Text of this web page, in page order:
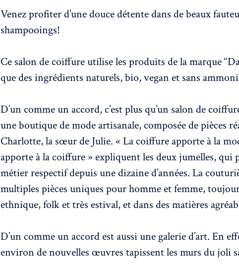
Venez profiter d’une douce détente dans de beaux
shampooings!
Ce salon de coiffure utilise les produits de la marque
que des ingrédients naturels, bio, vegan et sans
D’un comme un accord, c’est plus qu’un salon de
une boutique de mode artisanale, composée de pièces
Charlotte, la sœur de Julie. « La coiffure apporte à la
apporte à la coiffure » expliquent les deux jumelles, qui
métier respectif depuis une dizaine d’années. La
multiples pièces uniques pour homme et femme,
ethnique, folk et très estival, et dans des matières
D’un comme un accord est aussi une galerie d’art. En
environ de nouvelles œuvres tapissent les murs du joli